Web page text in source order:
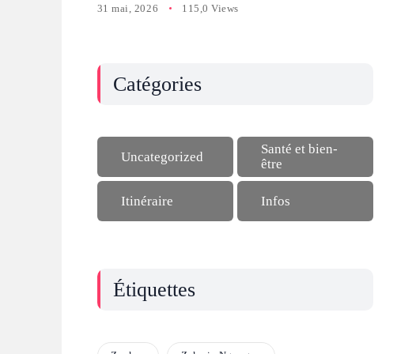
31 mai, 2026 115,0 Views
Catégories
Uncategorized
Santé et bien-
être
Itinéraire Infos
Étiquettes